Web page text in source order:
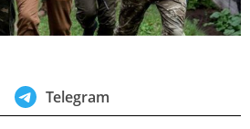
Telegram